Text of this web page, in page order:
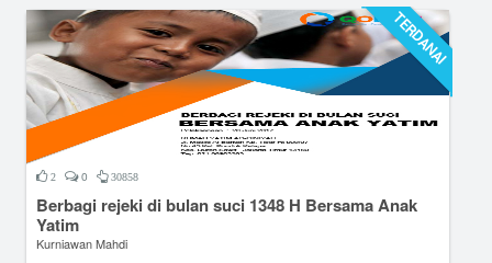
TERDANAI
2 0 30858
Berbagi rejeki di bulan suci 1348 H Bersama Anak
Yatim
Kurniawan Mahdi